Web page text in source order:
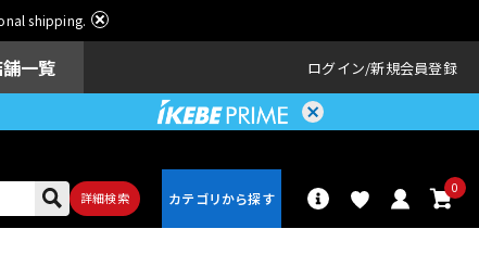
shipping.
一覧 ログイン 新規会員登録
詳細検索
0